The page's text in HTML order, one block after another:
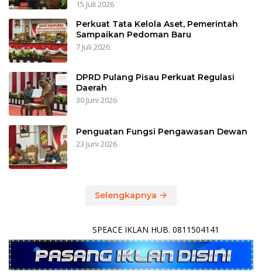
15 Juli 2026
Perkuat Tata Kelola Aset, Pemerintah
Sampaikan Pedoman Baru
7 Juli 2026
DPRD Pulang Pisau Perkuat Regulasi
Daerah
30 Juni 2026
Penguatan Fungsi Pengawasan Dewan
23 Juni 2026
Selengkapnya
SPEACE IKLAN HUB. 0811504141